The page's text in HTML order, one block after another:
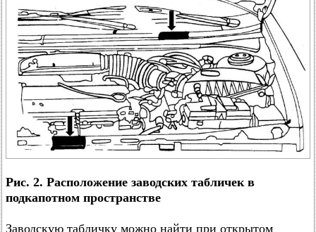
Рис. 2. Расположение заводских табличек в
подкапотном пространстве
Заводскую табличку можно найти при открытом